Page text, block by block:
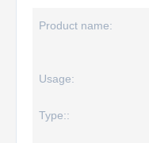
Product name:
Usage:
Type::